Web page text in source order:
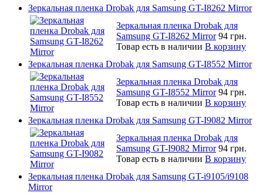
Зеркальная пленка Drobak для Samsung GT-I8262 Mirror
Зеркальная пленка Drobak для
Samsung GT-I8262 Mirror 94 грн.
Товар есть в наличии В корзину
Зеркальная пленка Drobak для Samsung GT-I8552 Mirror
Зеркальная пленка Drobak для
Samsung GT-I8552 Mirror 94 грн.
Товар есть в наличии В корзину
Зеркальная пленка Drobak для Samsung GT-I9082 Mirror
Зеркальная пленка Drobak для
Samsung GT-I9082 Mirror 94 грн.
Товар есть в наличии В корзину
Зеркальная пленка Drobak для Samsung GT-i9105/i9108
Mirror